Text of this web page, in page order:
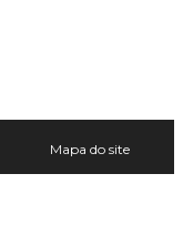
Mapa do site